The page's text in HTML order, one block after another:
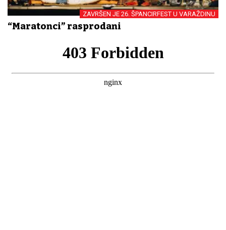
ZAVRŠEN JE 26. ŠPANCIRFEST U VARAŽDINU
“Maratonci” rasprodani